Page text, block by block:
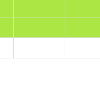
luthier.
est ami de nombreux
pendant une
et de nos
une culture et